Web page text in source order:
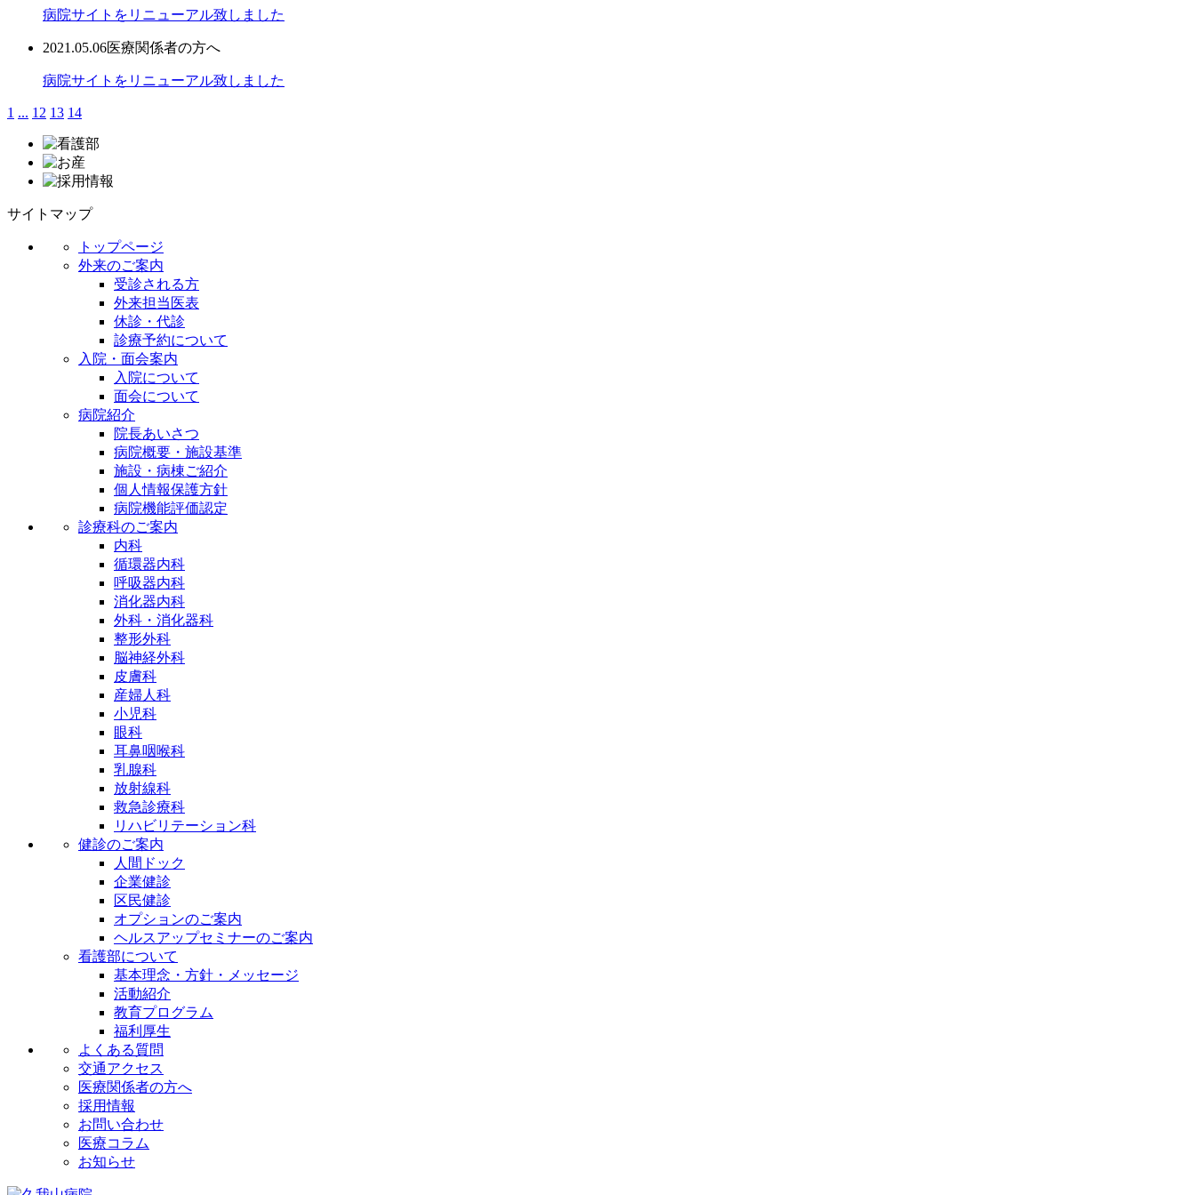
病院サイトをリニューアル致しました
2021.05.06医療関係者の方へ
病院サイトをリニューアル致しました
1 ... 12 13 14
サイトマップ
トップページ
外来のご案内
受診される方
外来担当医表
休診・代診
診療予約について
入院・面会案内
入院について
面会について
病院紹介
院長あいさつ
病院概要・施設基準
施設・病棟ご紹介
個人情報保護方針
病院機能評価認定
診療科のご案内
内科
循環器内科
呼吸器内科
消化器内科
外科・消化器科
整形外科
脳神経外科
皮膚科
産婦人科
小児科
眼科
耳鼻咽喉科
乳腺科
放射線科
救急診療科
リハビリテーション科
健診のご案内
人間ドック
企業健診
区民健診
オプションのご案内
ヘルスアップセミナーのご案内
看護部について
基本理念・方針・メッセージ
活動紹介
教育プログラム
福利厚生
よくある質問
交通アクセス
医療関係者の方へ
採用情報
お問い合わせ
医療コラム
お知らせ